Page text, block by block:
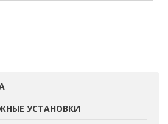
УСТАНОВКИ